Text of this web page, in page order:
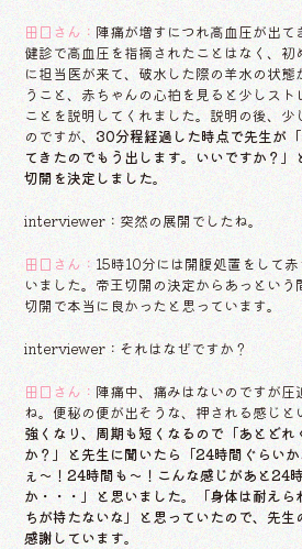
田口さん： 陣痛が増すにつれ高血圧が出
健診で高血圧を指摘されたことはなく、
に担当医が来て、破水した際の羊水の状
うこと、赤ちゃんの心拍を見ると少しスト
ことを説明してくれました。説明の後、
のですが、 30分程経過した時点で先生が
てきたのでもう出します。いいですか？
切開を決定しました。
interviewer：突然の展開でしたね。
田口さん： 15時10分には開腹処置をして
いました。帝王切開の決定からあっとい
切開で本当に良かったと思っています。
interviewer：それはなぜですか？
田口さん： 陣痛中、痛みはないのですが
ね。便秘の便が出そうな、押される感じと
強くなり、周期も短くなるので「あとどれ
か？」と先生に聞いたら「24時間ぐらい
ぇ〜！24時間も〜！こんな感じがあと24
か・・・」と思いました。「身体は耐え
ちが持たないな」と思っていたので、先
感謝しています。